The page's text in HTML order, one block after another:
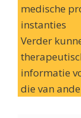
medische
instanties
Verder
informatie
die van